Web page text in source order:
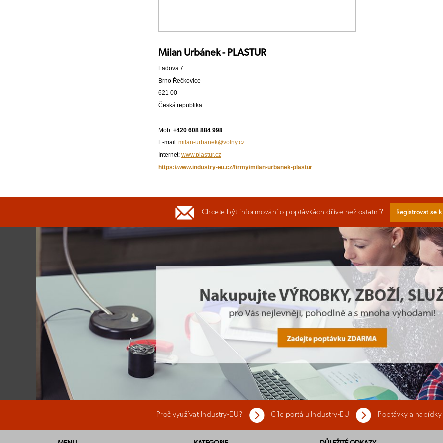
Milan Urbánek - PLASTUR
Ladova 7
Brno Řečkovice
621 00
Česká republika
Mob.:+420 608 884 998
E-mail: milan-urbanek@volny.cz
Internet: www.plastur.cz
https://www.industry-eu.cz/firmy/milan-urbanek-plastur
Chcete být informování o poptávkách dříve než ostatní? Registrovat se
Proč využívat Industry-EU? Cíle portálu Industry-EU Poptávky a